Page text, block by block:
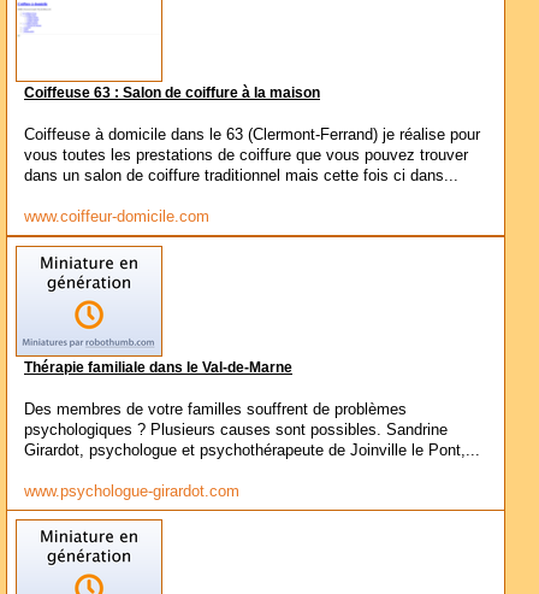
Coiffeuse 63 : Salon de coiffure à la maison
Coiffeuse à domicile dans le 63 (Clermont-Ferrand) je réalise pour
vous toutes les prestations de coiffure que vous pouvez trouver
dans un salon de coiffure traditionnel mais cette fois ci dans...
www.coiffeur-domicile.com
Thérapie familiale dans le Val-de-Marne
Des membres de votre familles souffrent de problèmes
psychologiques ? Plusieurs causes sont possibles. Sandrine
Girardot, psychologue et psychothérapeute de Joinville le Pont,...
www.psychologue-girardot.com